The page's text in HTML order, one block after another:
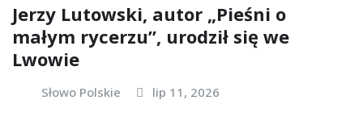
Jerzy Lutowski, autor „Pieśni o
małym rycerzu”, urodził się we
Lwowie
Słowo Polskie lip 11, 2026